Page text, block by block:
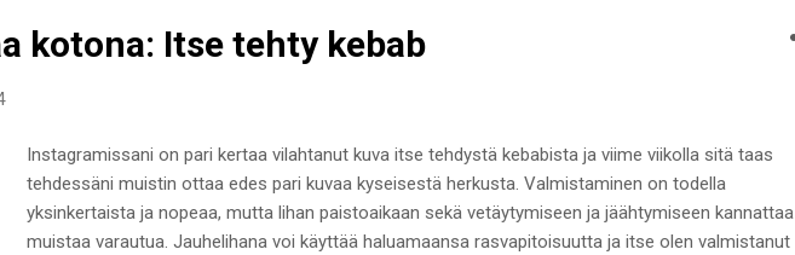
kotona: Itse tehty kebab
Instagramissani on pari kertaa vilahtanut kuva itse tehdystä kebabista ja viime viikolla sitä taas
tehdessäni muistin ottaa edes pari kuvaa kyseisestä herkusta. Valmistaminen on todella
yksinkertaista ja nopeaa, mutta lihan paistoaikaan sekä vetäytymiseen ja jäähtymiseen kannattaa
muistaa varautua. Jauhelihana voi käyttää haluamaansa rasvapitoisuutta ja itse olen valmistanut